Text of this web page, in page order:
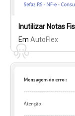
Inutilizar Notas
Em AutoFlex